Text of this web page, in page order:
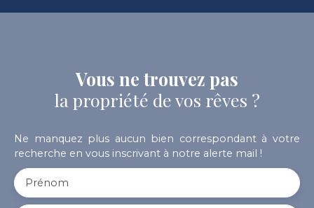
Vous ne trouvez pas
la propriété de vos rêves ?
Ne manquez plus aucun bien correspondant à votre
recherche en vous inscrivant à notre alerte mail !
Prénom